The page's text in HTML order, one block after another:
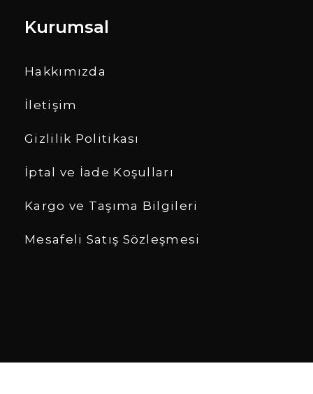
Kurumsal
Hakkımızda
İletişim
Gizlilik Politikası
İptal ve İade Koşulları
Kargo ve Taşıma Bilgileri
Mesafeli Satış Sözleşmesi